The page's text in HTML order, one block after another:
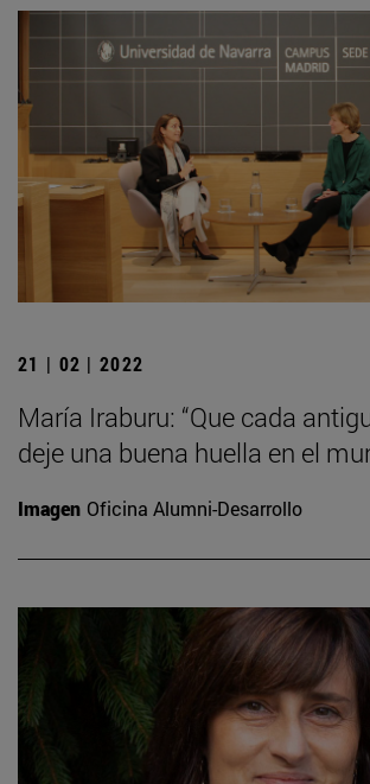
21 | 02 | 2022
María Iraburu: “Que cada
deje una buena huella en el
Imagen Oficina Alumni-Desarrollo